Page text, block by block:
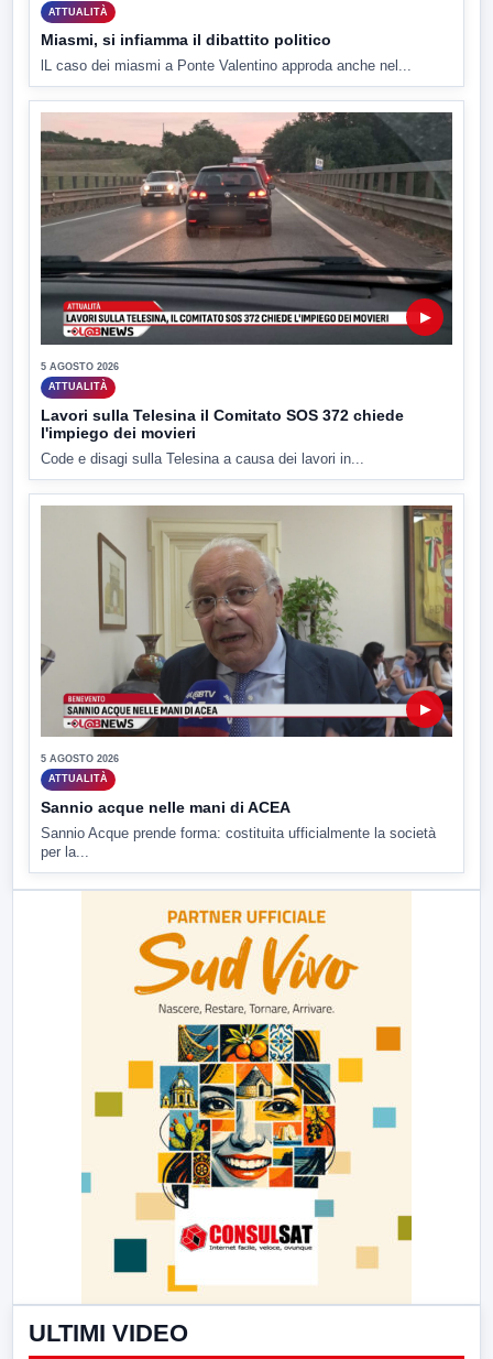
ATTUALITÀ
Miasmi, si infiamma il dibattito politico
lL caso dei miasmi a Ponte Valentino approda anche nel...
▶
5 AGOSTO 2026
ATTUALITÀ
Lavori sulla Telesina il Comitato SOS 372 chiede
l'impiego dei movieri
Code e disagi sulla Telesina a causa dei lavori in...
▶
5 AGOSTO 2026
ATTUALITÀ
Sannio acque nelle mani di ACEA
Sannio Acque prende forma: costituita ufficialmente la società
per la...
ULTIMI VIDEO